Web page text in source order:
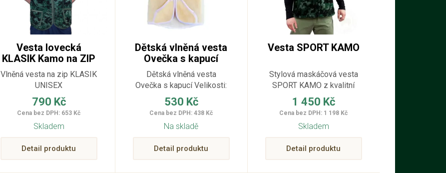
Vesta lovecká
KLASIK Kamo na ZIP
Vlněná vesta na zip KLASIK
UNISEX
790 Kč
Cena bez DPH: 653 Kč
Skladem
Detail produktu
Dětská vlněná vesta
Ovečka s kapucí
Dětská vlněná vesta
Ovečka s kapucí Velikosti:
XS - XL
530 Kč
Cena bez DPH: 438 Kč
Na skladě
Detail produktu
Vesta SPORT KAMO
Stylová maskáčová vesta
SPORT KAMO z kvalitní
ovčí vlny MERINO
poskytuje příjemné teplo,
maximální pohodlí a
moderní outdoorový vzhled.
1 450 Kč
Cena bez DPH: 1 198 Kč
Skladem
Detail produktu